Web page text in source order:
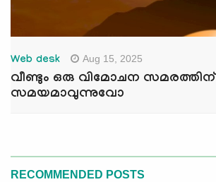
Web desk Aug 15, 2025
വീണ്ടും ഒരു വിമോചന സമരത്തിന്
സമയമാവുന്നുവോ
RECOMMENDED POSTS